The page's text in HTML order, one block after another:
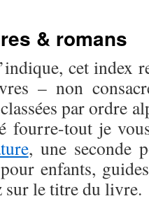
& romans
cet index
– non
par ordre
fourre-tout je
, une seconde
enfants,
sur le titre du livre.